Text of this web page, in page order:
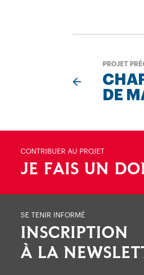
PROJET
DE
CONTRIBUER AU PROJET
JE FAIS UN
SE TENIR INFORMÉ
INSCRIPTION
À LA